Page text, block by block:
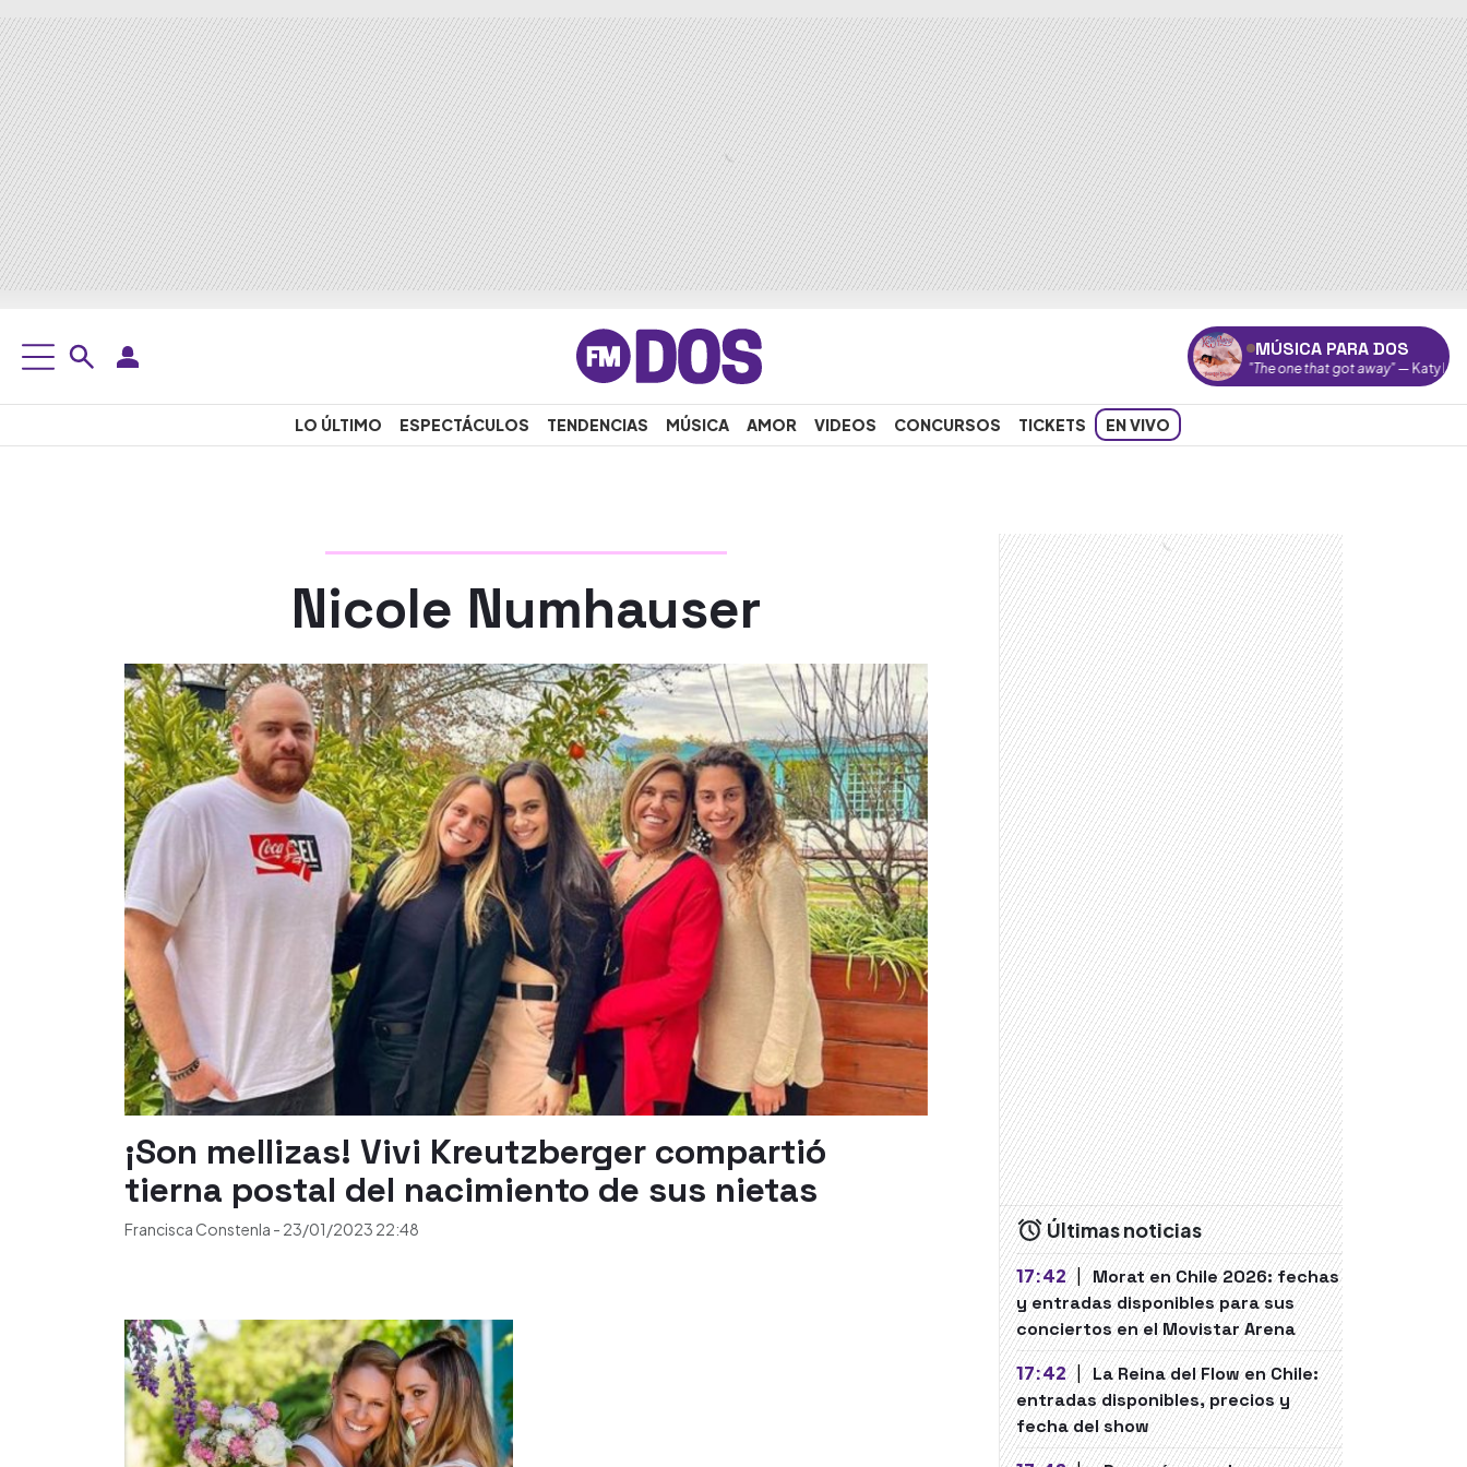
MÚSICA PARA DOS
"The one that got away"— Katy Perry
LO ÚLTIMO ESPECTÁCULOS TENDENCIAS MÚSICA AMOR VIDEOS CONCURSOS TICKETS EN VIVO
Nicole Numhauser
¡Son mellizas! Vivi Kreutzberger compartió
tierna postal del nacimiento de sus nietas
Francisca Constenla - 23/01/2023 22:48 Últimas noticias
17:42 | Morat en Chile 2026: fechas
y entradas disponibles para sus
conciertos en el Movistar Arena
17:42 | La Reina del Flow en Chile:
entradas disponibles, precios y
fecha del show